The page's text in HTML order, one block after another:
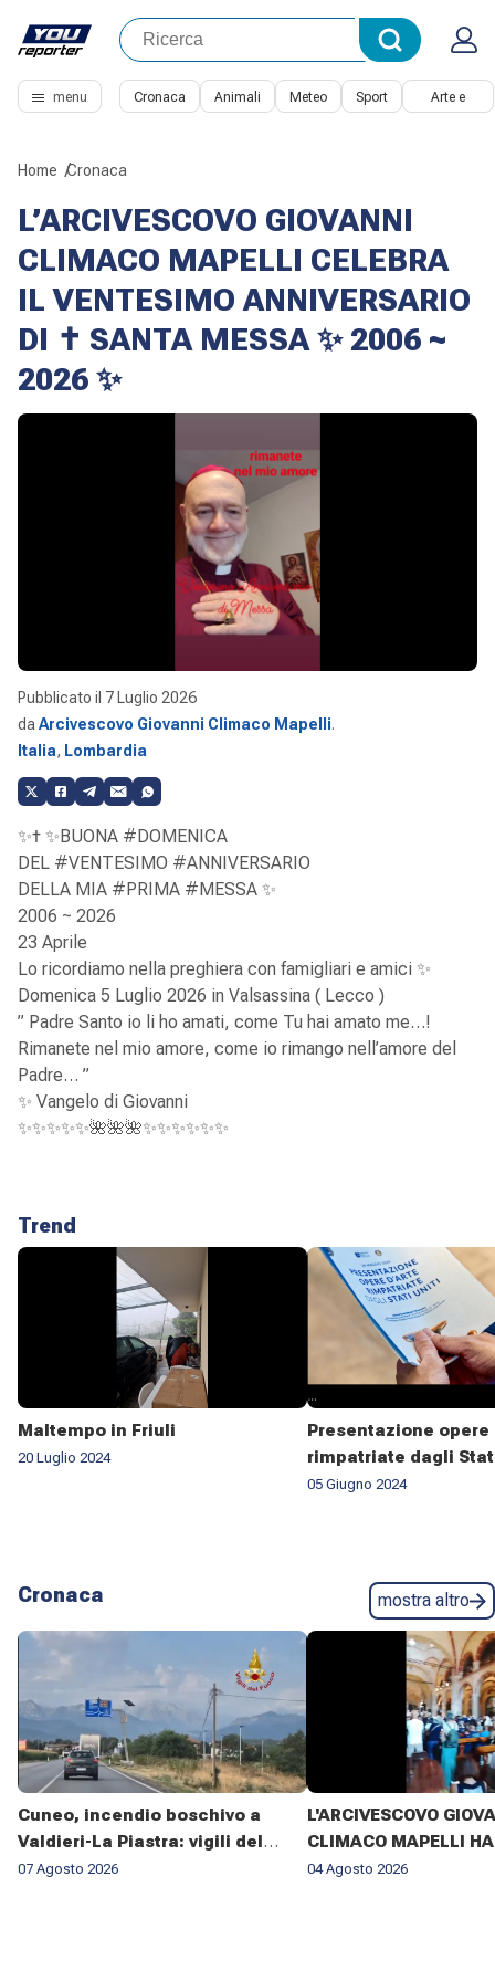
menu Cronaca Animali Meteo Sport Arte e
Home Cronaca
L’ARCIVESCOVO GIOVANNI
CLIMACO MAPELLI CELEBRA
IL VENTESIMO ANNIVERSARIO
DI ✝️ SANTA MESSA ✨ 2006 ~
2026 ✨
Pubblicato il 7 Luglio 2026
da Arcivescovo Giovanni Climaco Mapelli.
Italia, Lombardia
✨✝️ ✨BUONA #DOMENICA
DEL #VENTESIMO #ANNIVERSARIO
DELLA MIA #PRIMA #MESSA ✨
2006 ~ 2026
23 Aprile
Lo ricordiamo nella preghiera con famigliari e amici ✨
Domenica 5 Luglio 2026 in Valsassina ( Lecco )
” Padre Santo io li ho amati, come Tu hai amato me…!
Rimanete nel mio amore, come io rimango nell’amore del
Padre… ”
✨ Vangelo di Giovanni
✨✨✨✨✨🌺🌺🌺✨✨✨✨✨✨
Trend
Maltempo in Friuli
20 Luglio 2024
Presentazione
rimpatriate dagli
05 Giugno 2024
Cronaca mostra altro
Cuneo, incendio boschivo a
Valdieri-La Piastra: vigili del
fuoco al lavoro da sette giorni
07 Agosto 2026
L'ARCIVESCOVO
CLIMACO MAPELLI HA
PRESENZIATO AL
04 Agosto 2026